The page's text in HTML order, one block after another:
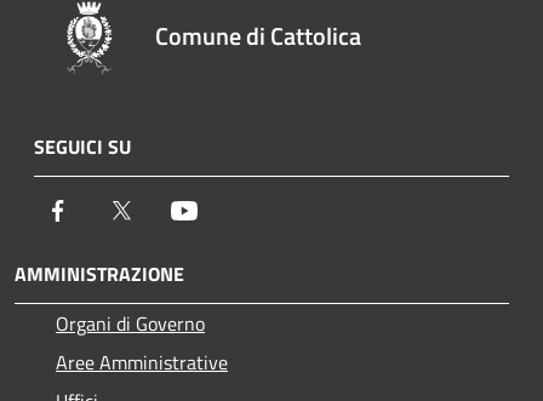
Comune di Cattolica
SEGUICI SU
Facebook Twitter
AMMINISTRAZIONE
Organi di Governo
Aree Amministrative